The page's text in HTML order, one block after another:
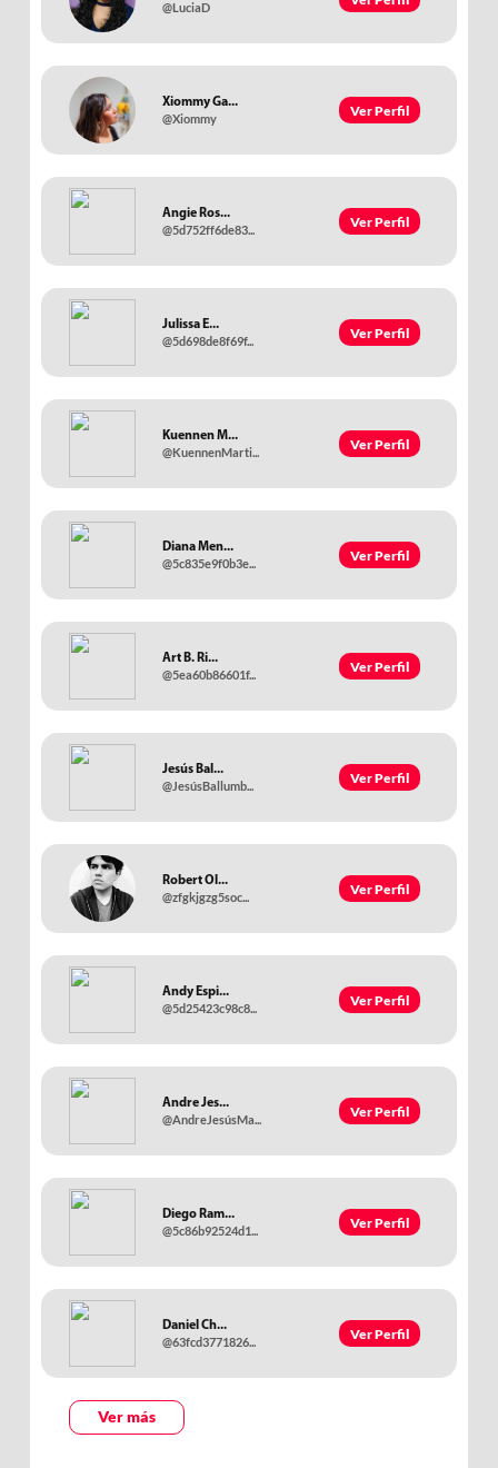
@LuciaD
Xiommy Ga...
@Xiommy Ver Perfil
Angie Ros...
@5d752ff6de83... Ver Perfil
Julissa E...
@5d698de8f69f... Ver Perfil
Kuennen M...
@KuennenMarti... Ver Perfil
Diana Men...
@5c835e9f0b3e... Ver Perfil
Art B. Ri...
@5ea60b86601f... Ver Perfil
Jesús Bal...
@JesúsBallumb... Ver Perfil
Robert Ol...
@zfgkjgzg5soc... Ver Perfil
Andy Espi...
@5d25423c98c8... Ver Perfil
Andre Jes...
@AndreJesúsMa... Ver Perfil
Diego Ram...
@5c86b92524d1... Ver Perfil
Daniel Ch...
@63fcd3771826... Ver Perfil
Ver más